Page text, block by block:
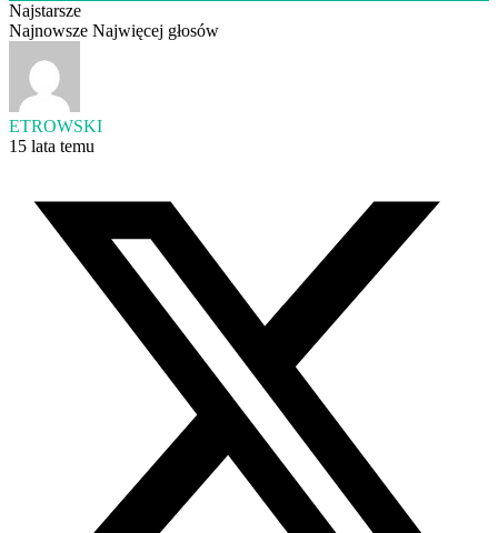
Najstarsze
Najnowsze Najwięcej głosów
ETROWSKI
15 lata temu